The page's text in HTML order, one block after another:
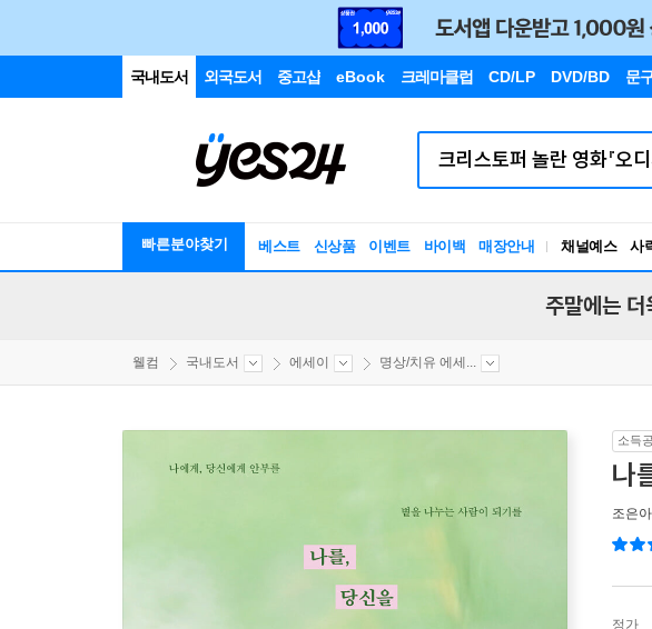
국내도서 외국도서 중고샵 eBook 크레마클럽 CD/LP DVD/BD 문
빠른분야찾기 베스트 신상품 이벤트 바이백 매장안내 채널예스 사
주말에는
웰컴 국내도서 에세이 명상/치유 에세...
소득
나
조은아
정가